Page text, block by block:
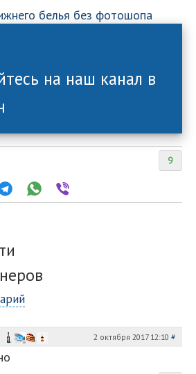
белья без фотошопа
на наш канал в
9
2 октября 2017 12:10 #